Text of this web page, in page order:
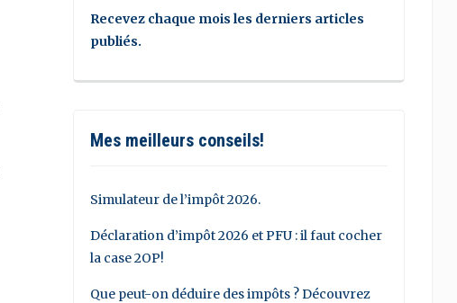
Recevez chaque mois les derniers articles
publiés.
Mes meilleurs conseils!
Simulateur de l’impôt 2026.
Déclaration d’impôt 2026 et PFU : il faut cocher
la case 2OP!
Que peut-on déduire des impôts ? Découvrez